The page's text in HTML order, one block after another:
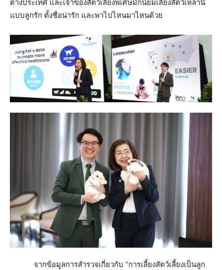
ต่างประเทศ และเจ้าของสัตว์เลี้ยงพิเศษมักนิยมเลี้ยงสัตว์เหล่านี้
แบบลูกรัก ตั้งชื่อน่ารัก และพาไปไหนมาไหนด้วย
จากข้อมูลการสำรวจเกี่ยวกับ “การเลี้ยงสัตว์เลี้ยงเป็นลูก